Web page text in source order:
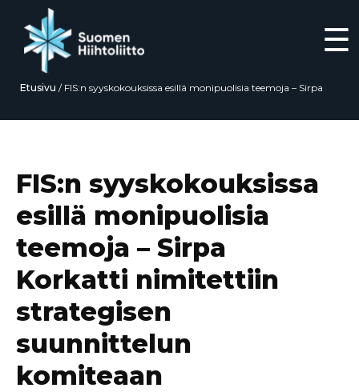
☰
Etusivu / FIS:n syyskokouksissa esillä monipuolisia teemoja – Sirpa
FIS:n syyskokouksissa
esillä monipuolisia
teemoja – Sirpa
Korkatti nimitettiin
strategisen
suunnittelun
komiteaan